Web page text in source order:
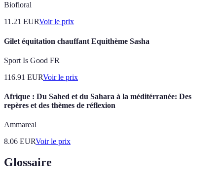
Biofloral
11.21 EURVoir le prix
Gilet équitation chauffant Equithème Sasha
Sport Is Good FR
116.91 EURVoir le prix
Afrique : Du Sahed et du Sahara à la méditérranée: Des
repères et des thèmes de réflexion
Ammareal
8.06 EURVoir le prix
Glossaire